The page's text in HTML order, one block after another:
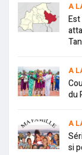
A
A
du
A
si